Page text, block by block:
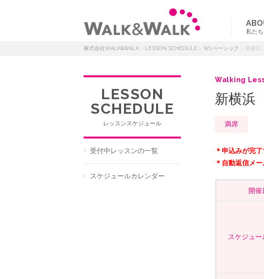
私た
株式会社WALK&WALK > LESSON SCHEDULE > WLベーシック > 新横浜
Walking
新横浜
満席
＊申込みが完
＊自動返信メ
開催
スケジュー
LESSON
SCHEDULE
レッスンスケジュール
受付中レッスンの一覧
スケジュールカレンダー